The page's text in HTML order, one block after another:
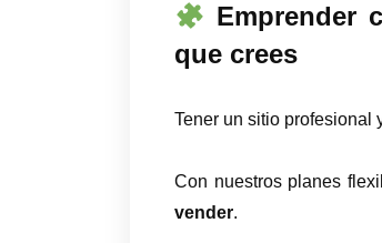
Emprender
que crees
Tener un sitio profesional
Con nuestros planes
vender.